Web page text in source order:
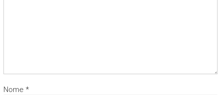
Nome *